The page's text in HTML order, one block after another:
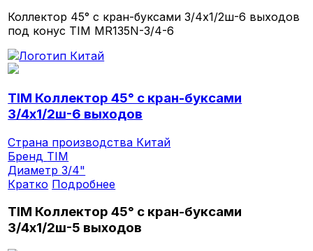
Коллектор 45° с кран-буксами 3/4х1/2ш-6 выходов
под конус TIM MR135N-3/4-6
TIM Коллектор 45° с кран-буксами
3/4х1/2ш-6 выходов
Страна производства Китай
Бренд TIM
Диаметр3/4"
Кратко Подробнее
TIM Коллектор 45° с кран-буксами
3/4х1/2ш-5 выходов